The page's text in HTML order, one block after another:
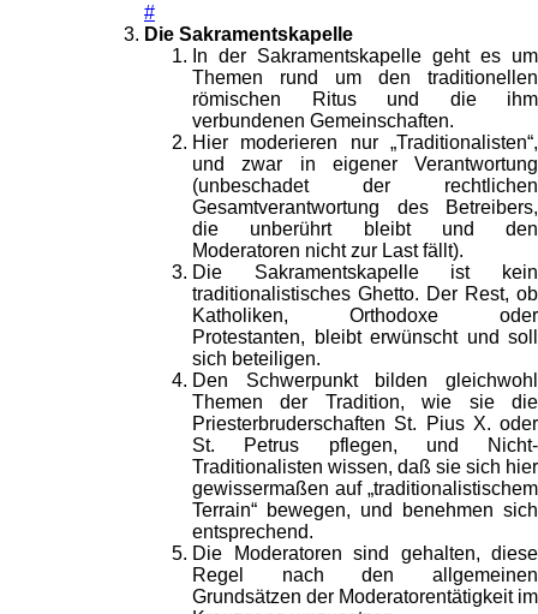
#
Die Sakramentskapelle
In der Sakramentskapelle geht es um
Themen rund um den traditionellen
römischen Ritus und die ihm
verbundenen Gemeinschaften.
Hier moderieren nur „Traditionalisten“,
und zwar in eigener Verantwortung
(unbeschadet der rechtlichen
Gesamtverantwortung des Betreibers,
die unberührt bleibt und den
Moderatoren nicht zur Last fällt).
Die Sakramentskapelle ist kein
traditionalistisches Ghetto. Der Rest, ob
Katholiken, Orthodoxe oder
Protestanten, bleibt erwünscht und soll
sich beteiligen.
Den Schwerpunkt bilden gleichwohl
Themen der Tradition, wie sie die
Priesterbruderschaften St. Pius X. oder
St. Petrus pflegen, und Nicht-
Traditionalisten wissen, daß sie sich hier
gewissermaßen auf „traditionalistischem
Terrain“ bewegen, und benehmen sich
entsprechend.
Die Moderatoren sind gehalten, diese
Regel nach den allgemeinen
Grundsätzen der Moderatorentätigkeit im